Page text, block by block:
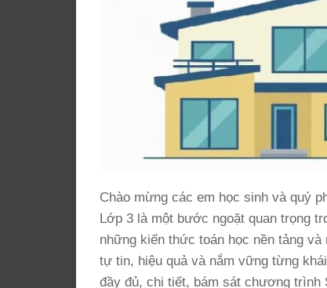
Chào mừng các em học sinh và quý
Lớp 3 là một bước ngoặt quan trọng
những kiến thức toán học nền tảng
tự tin, hiệu quả và nắm vững từng
đầy đủ, chi tiết, bám sát chương trình